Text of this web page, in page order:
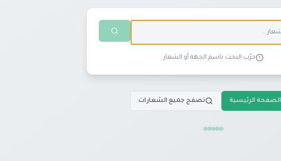
جرّب البحث باسم الجهة أو الشعار
الصفحة الرئيسية تصفح جميع الشعارات